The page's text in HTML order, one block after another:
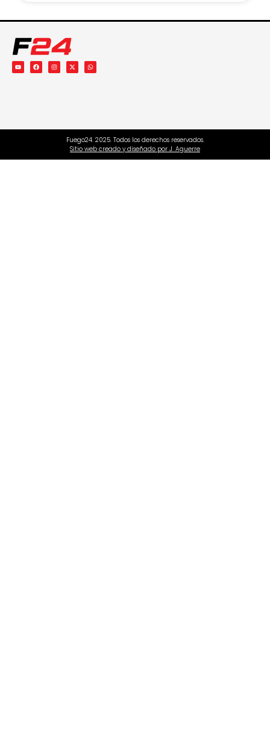
Fuego24. 2025. Todos los derechos reservados.
Sitio web creado y diseñado por J. Aguerre